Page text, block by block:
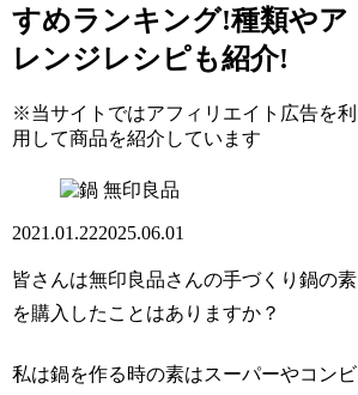
すめランキング!種類やア
レンジレシピも紹介!
※当サイトではアフィリエイト広告を利
用して商品を紹介しています
無印良品
2021.01.222025.06.01
皆さんは無印良品さんの手づくり鍋の素
を購入したことはありますか？
私は鍋を作る時の素はスーパーやコンビ